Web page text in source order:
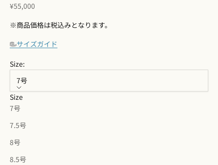
セール価格
¥55,000
※商品価格は税込みとなります。
サイズガイド
Size:
7号
Size
7号
7.5号
8号
8.5号